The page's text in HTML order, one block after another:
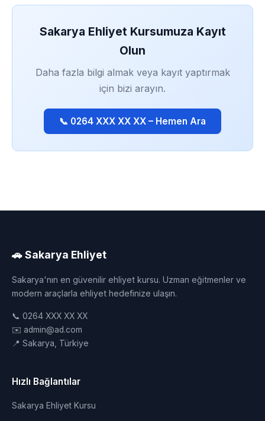
Sakarya Ehliyet Kursumuza Kayıt
Olun
Daha fazla bilgi almak veya kayıt yaptırmak
için bizi arayın.
📞 0264 XXX XX XX – Hemen Ara
🚗 Sakarya Ehliyet
Sakarya'nın en güvenilir ehliyet kursu. Uzman eğitmenler ve
modern araçlarla ehliyet hedefinize ulaşın.
📞 0264 XXX XX XX
✉️ admin@ad.com
📍 Sakarya, Türkiye
Hızlı Bağlantılar
Sakarya Ehliyet Kursu